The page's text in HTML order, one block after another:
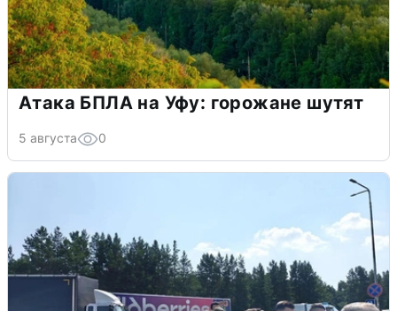
Атака БПЛА на Уфу: горожане шутят
5 августа 0